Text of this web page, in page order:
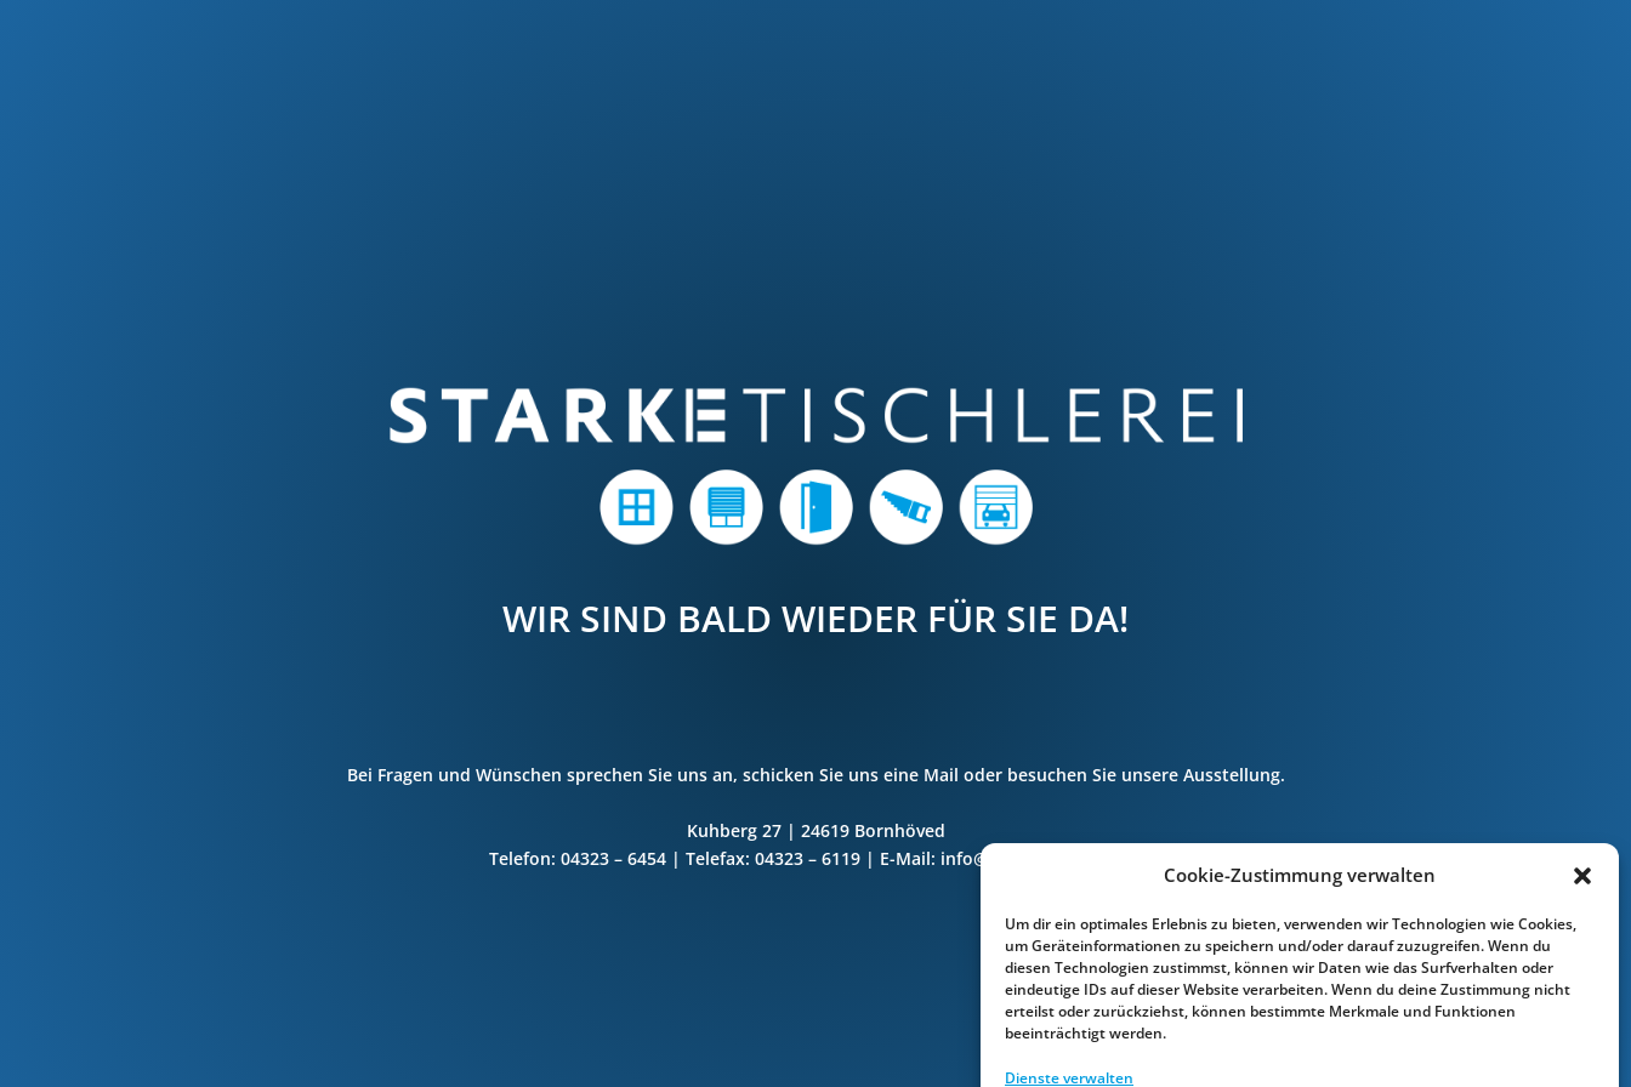
Cookie-Zustimmung verwalten
Um dir ein optimales Erlebnis zu bieten, verwenden wir Technologien wie Cookies,
um Geräteinformationen zu speichern und/oder darauf zuzugreifen. Wenn du
diesen Technologien zustimmst, können wir Daten wie das Surfverhalten oder
eindeutige IDs auf dieser Website verarbeiten. Wenn du deine Zustimmung nicht
erteilst oder zurückziehst, können bestimmte Merkmale und Funktionen
beeinträchtigt werden.
Dienste verwalten
WIR SIND BALD WIEDER FÜR SIE DA!
Bei Fragen und Wünschen sprechen Sie uns an, schicken Sie uns eine Mail oder besuchen Sie unsere Ausstellung.
Kuhberg 27 | 24619 Bornhöved
Telefon: 04323 –6454 | Telefax: 04323 –6119 | E-Mail: info@starketischlerei.de